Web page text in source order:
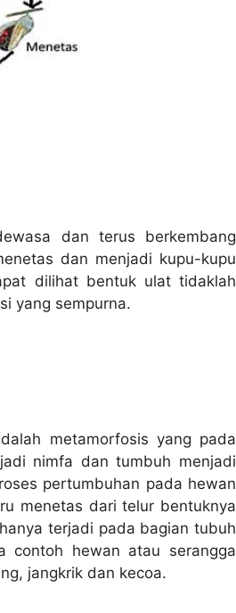
dan terus berkembang
dan menjadi kupu-kupu
dilihat bentuk ulat tidaklah
yang sempurna.
metamorfosis yang pada
nimfa dan tumbuh menjadi
pertumbuhan pada hewan
menetas dari telur bentuknya
terjadi pada bagian tubuh
contoh hewan atau serangga
jangkrik dan kecoa.